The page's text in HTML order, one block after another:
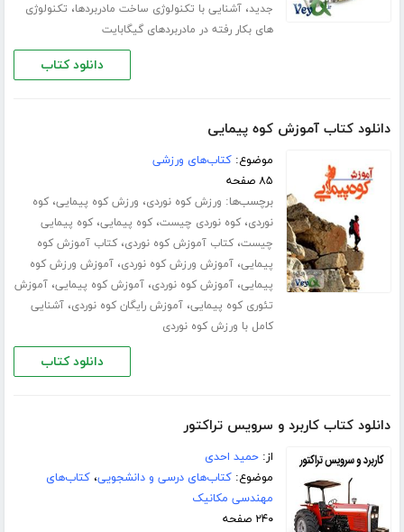
جدید،آشنایی با تکنولوژی ساخت مادربردها، تکنولوژی
های بکار رفته در مادربردهای گیگابایت
دانلود کتاب
دانلود کتاب آموزش کوه پیمایی
موضوع:کتاب‌های ورزشی
۸۵ صفحه
برچسب‌ها: ورزش کوه نوردی، ورزش کوه پیمایی،کوه
نوردی،کوه نوردی چیست،کوه پیمایی،کوه پیمایی
چیست،کتاب آموزش کوه نوردی،کتاب آموزش کوه
پیمایی،آموزش ورزش کوه نوردی،آموزش ورزش کوه
پیمایی،آموزش کوه نوردی،آموزش کوه پیمایی،آموزش
تئوری کوه پیمایی،آموزش رایگان کوه نوردی،آشنایی
کامل با ورزش کوه نوردی
دانلود کتاب
دانلود کتاب کاربرد و سرویس تراکتور
از:حمید احدی
موضوع:کتاب‌های درسی و دانشجویی،کتاب‌های
مهندسی مکانیک
۲۴۰ صفحه